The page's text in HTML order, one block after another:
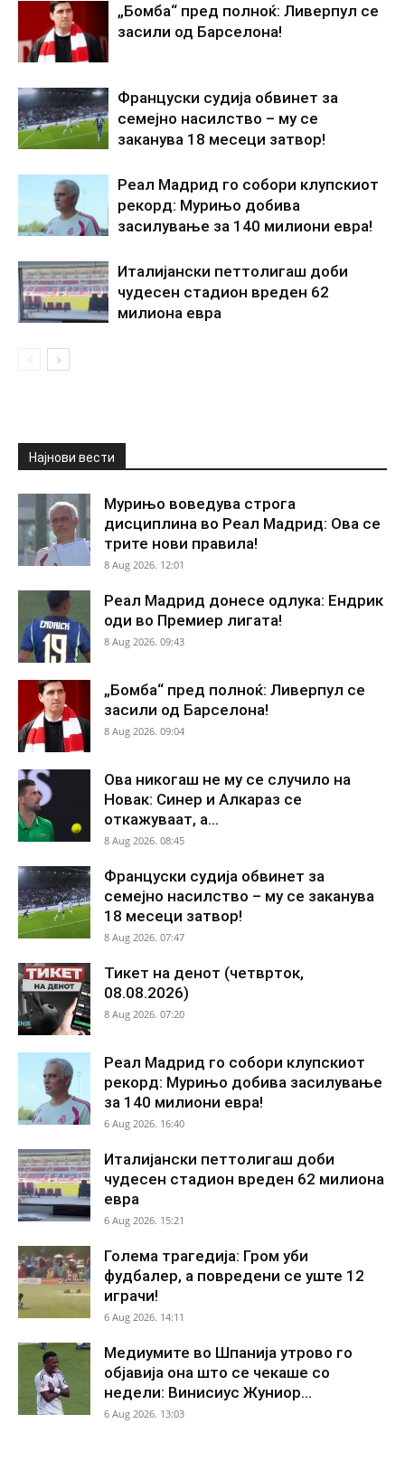
„Бомба“ пред полноќ: Ливерпул се
засили од Барселона!
Француски судија обвинет за
семејно насилство – му се
заканува 18 месеци затвор!
Реал Мадрид го собори клупскиот
рекорд: Мурињо добива
засилување за 140 милиони евра!
Италијански петтолигаш доби
чудесен стадион вреден 62
милиона евра
Најнови вести
Мурињо воведува строга
дисциплина во Реал Мадрид: Ова се
трите нови правила!
8 Aug 2026. 12:01
Реал Мадрид донесе одлука: Ендрик
оди во Премиер лигата!
8 Aug 2026. 09:43
„Бомба“ пред полноќ: Ливерпул се
засили од Барселона!
8 Aug 2026. 09:04
Ова никогаш не му се случило на
Новак: Синер и Алкараз се
откажуваат, а...
8 Aug 2026. 08:45
Француски судија обвинет за
семејно насилство – му се заканува
18 месеци затвор!
8 Aug 2026. 07:47
Тикет на денот (четврток,
08.08.2026)
8 Aug 2026. 07:20
Реал Мадрид го собори клупскиот
рекорд: Мурињо добива засилување
за 140 милиони евра!
6 Aug 2026. 16:40
Италијански петтолигаш доби
чудесен стадион вреден 62 милиона
евра
6 Aug 2026. 15:21
Голема трагедија: Гром уби
фудбалер, а повредени се уште 12
играчи!
6 Aug 2026. 14:11
Медиумите во Шпанија утрово го
објавија она што се чекаше со
недели: Винисиус Жуниор...
6 Aug 2026. 13:03